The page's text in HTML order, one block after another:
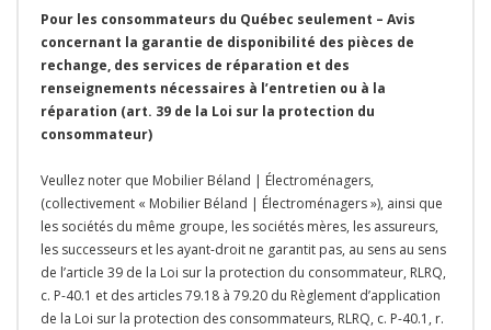
Pour les consommateurs du Québec seulement – Avis
concernant la garantie de disponibilité des pièces de
rechange, des services de réparation et des
renseignements nécessaires à l’entretien ou à la
réparation (art. 39 de la Loi sur la protection du
consommateur)
Veullez noter que Mobilier Béland | Électroménagers,
(collectivement « Mobilier Béland | Électroménagers »), ainsi que
les sociétés du même groupe, les sociétés mères, les assureurs,
les successeurs et les ayant-droit ne garantit pas, au sens au sens
de l’article 39 de la Loi sur la protection du consommateur, RLRQ,
c. P-40.1 et des articles 79.18 à 79.20 du Règlement d’application
de la Loi sur la protection des consommateurs, RLRQ, c. P-40.1, r.